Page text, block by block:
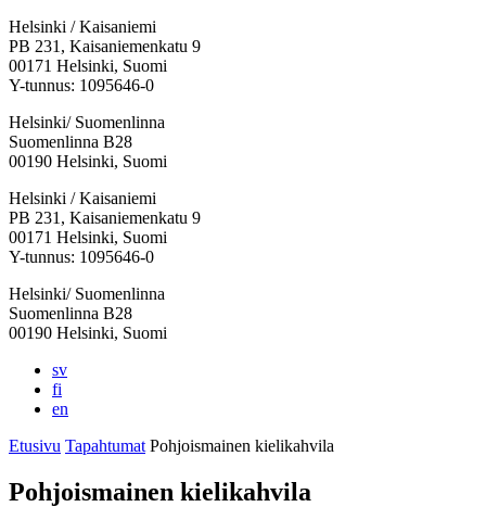
Helsinki / Kaisaniemi
PB 231, Kaisaniemenkatu 9
00171 Helsinki, Suomi
Y-tunnus: 1095646-0
Helsinki/ Suomenlinna
Suomenlinna B28
00190 Helsinki, Suomi
Facebook:
Avataan
uuteen
välilehteen
Instagram:
Avataan
uuteen
välilehteen
TikTok:
Avataan
uuteen
välilehteen
Youtube:
Avataan
uuteen
välilehteen
Vimeo:
Avataan
uuteen
välilehteen
Helsinki / Kaisaniemi
PB 231, Kaisaniemenkatu 9
00171 Helsinki, Suomi
Y-tunnus: 1095646-0
Helsinki/ Suomenlinna
Suomenlinna B28
00190 Helsinki, Suomi
sv
fi
en
Etusivu Tapahtumat Pohjois­mainen kieli­kahvila
Pohjois­mainen kieli­kahvila